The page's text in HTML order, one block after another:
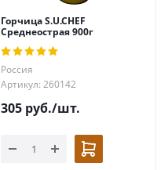
Горчица S.U.CHEF
Среднеострая 900г
Россия
Артикул: 260142
305 руб./шт.